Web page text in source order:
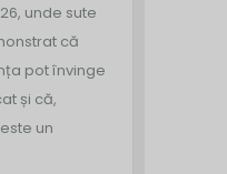
unde sute
că
pot învinge
și că,
un